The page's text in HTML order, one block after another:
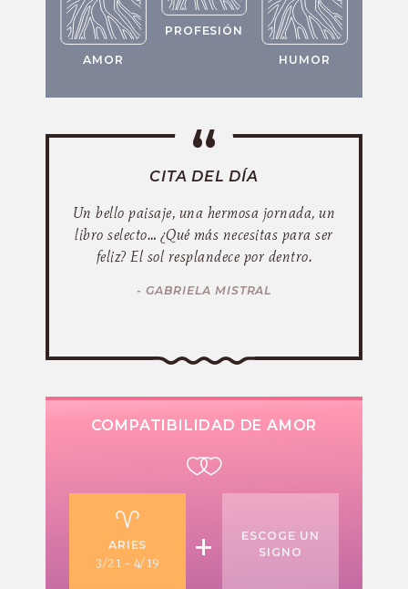
AMOR
PROFESIÓN
HUMOR
CITA DEL DÍA
Un bello paisaje, una hermosa jornada, un
libro selecto… ¿Qué más necesitas para ser
feliz? El sol resplandece por dentro.
- GABRIELA MISTRAL
COMPATIBILIDAD DE AMOR
ARIES
3/21 - 4/19 +
ESCOGE UN
SIGNO